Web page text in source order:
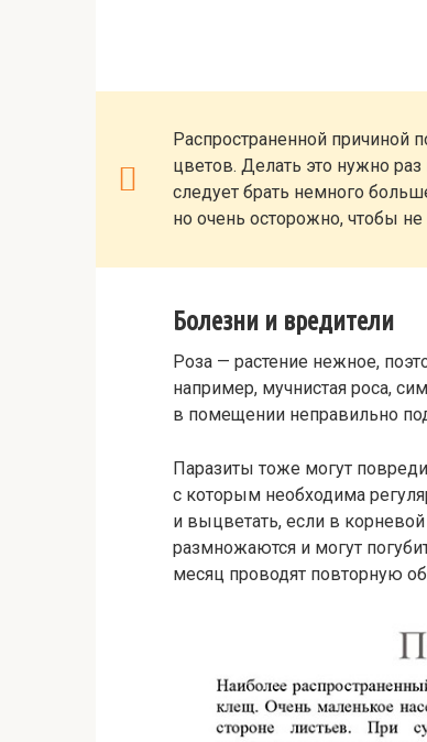
Распространенной причиной
цветов. Делать это нужно
следует брать немного
но очень осторожно, чтобы
Болезни и вредители
Роза — растение нежное,
например, мучнистая роса,
в помещении неправильно
Паразиты тоже могут
с которым необходима
и выцветать, если в
размножаются и могут
месяц проводят повторную